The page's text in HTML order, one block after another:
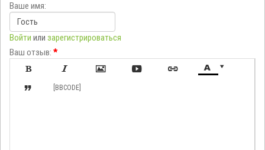
Ваше имя:
Войти или зарегистрироваться
Ваш отзыв: *

     
 [BBCODE]